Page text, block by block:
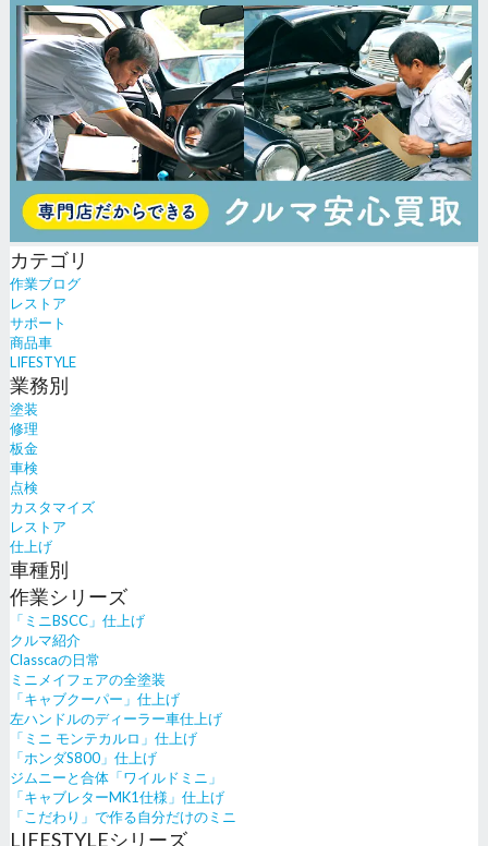
カテゴリ
作業ブログ
レストア
サポート
商品車
LIFESTYLE
業務別
塗装
修理
板金
車検
点検
カスタマイズ
レストア
仕上げ
車種別
作業シリーズ
「ミニBSCC」仕上げ
クルマ紹介
Classcaの日常
ミニメイフェアの全塗装
「キャブクーパー」仕上げ
左ハンドルのディーラー車仕上げ
「ミニ モンテカルロ」仕上げ
「ホンダS800」仕上げ
ジムニーと合体「ワイルドミニ」
「キャブレターMK1仕様」仕上げ
「こだわり」で作る自分だけのミニ
LIFESTYLEシリーズ